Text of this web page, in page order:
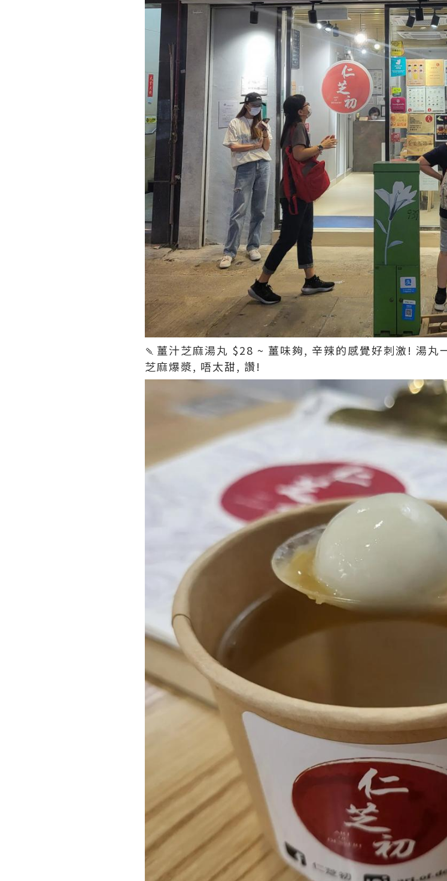
🍡薑汁芝麻湯丸 $28 ~ 薑味夠, 辛辣的感覺好刺激! 湯
芝麻爆漿, 唔太甜, 讚!